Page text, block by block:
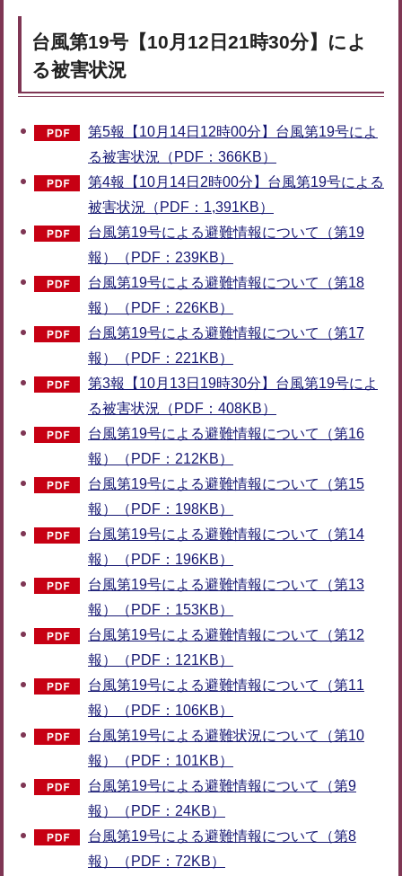
台風第19号【10月12日21時30分】によ
る被害状況
第5報【10月14日12時00分】台風第19号によ
る被害状況（PDF：366KB）
第4報【10月14日2時00分】台風第19号による
被害状況（PDF：1,391KB）
台風第19号による避難情報について（第19
報）（PDF：239KB）
台風第19号による避難情報について（第18
報）（PDF：226KB）
台風第19号による避難情報について（第17
報）（PDF：221KB）
第3報【10月13日19時30分】台風第19号によ
る被害状況（PDF：408KB）
台風第19号による避難情報について（第16
報）（PDF：212KB）
台風第19号による避難情報について（第15
報）（PDF：198KB）
台風第19号による避難情報について（第14
報）（PDF：196KB）
台風第19号による避難情報について（第13
報）（PDF：153KB）
台風第19号による避難情報について（第12
報）（PDF：121KB）
台風第19号による避難情報について（第11
報）（PDF：106KB）
台風第19号による避難状況について（第10
報）（PDF：101KB）
台風第19号による避難情報について（第9
報）（PDF：24KB）
台風第19号による避難情報について（第8
報）（PDF：72KB）